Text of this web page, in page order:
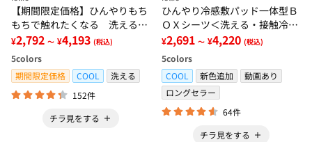
【期間限定価格】ひんやりもち
もちで触れたくなる 洗えるラ
グ＜低反発・滑りにくい・接触
冷感・防ダニ・カーペット＞
¥2,792 ～ ¥4,193 (税込)
5colors
期間限定価格
COOL
洗える
152件
チラ見をする
ひんやり冷感敷パッド一体型Ｂ
ＯＸシーツ＜洗える・接触冷
感・抗菌防臭・時短・家事楽・
ボックスシーツ・寝苦しさ対策
＞
¥2,691 ～ ¥4,220 (税込)
5colors
COOL
新色追加
動画あり
ロングセラー
64件
チラ見をする